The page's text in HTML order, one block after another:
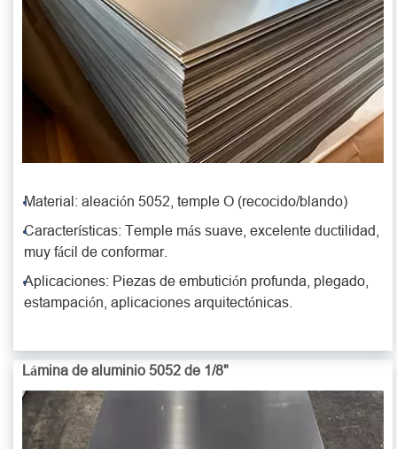
Material: aleación 5052, temple O (recocido/blando)
Características: Temple más suave, excelente ductilidad,
muy fácil de conformar.
Aplicaciones: Piezas de embutición profunda, plegado,
estampación, aplicaciones arquitectónicas.
Lámina de aluminio 5052 de 1/8"